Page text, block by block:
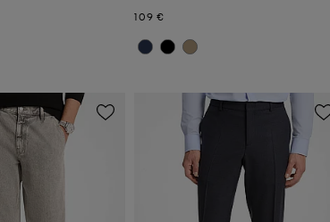
Prezzo attuale
109 €